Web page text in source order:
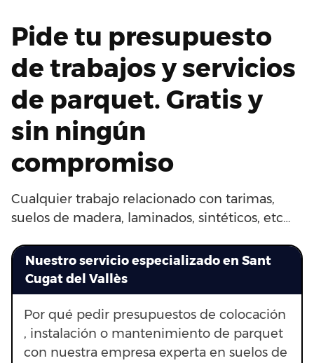
Pide tu presupuesto
de trabajos y servicios
de parquet. Gratis y
sin ningún
compromiso
Cualquier trabajo relacionado con tarimas,
suelos de madera, laminados, sintéticos, etc…
Nuestro servicio especializado en Sant
Cugat del Vallès
Por qué pedir presupuestos de colocación
, instalación o mantenimiento de parquet
con nuestra empresa experta en suelos de